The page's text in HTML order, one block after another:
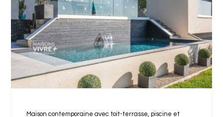
Maison contemporaine avec toit-terrasse, piscine et